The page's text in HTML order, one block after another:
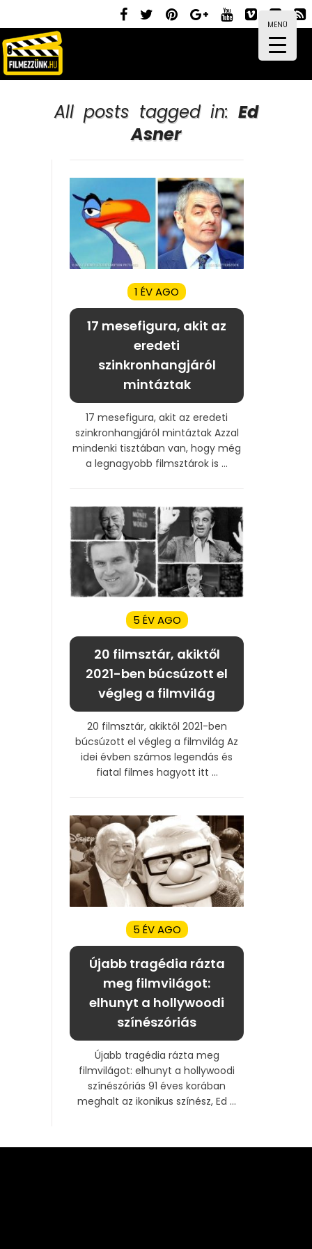
MENÜ
All posts tagged in: Ed
Asner
1 ÉV AGO
17 mesefigura, akit az
eredeti
szinkronhangjáról
mintáztak
17 mesefigura, akit az eredeti
szinkronhangjáról mintáztak Azzal
mindenki tisztában van, hogy még
a legnagyobb filmsztárok is ...
5 ÉV AGO
20 filmsztár, akiktől
2021-ben búcsúzott el
végleg a filmvilág
20 filmsztár, akiktől 2021-ben
búcsúzott el végleg a filmvilág Az
idei évben számos legendás és
fiatal filmes hagyott itt ...
5 ÉV AGO
Újabb tragédia rázta
meg filmvilágot:
elhunyt a hollywoodi
színészóriás
Újabb tragédia rázta meg
filmvilágot: elhunyt a hollywoodi
színészóriás 91 éves korában
meghalt az ikonikus színész, Ed ...